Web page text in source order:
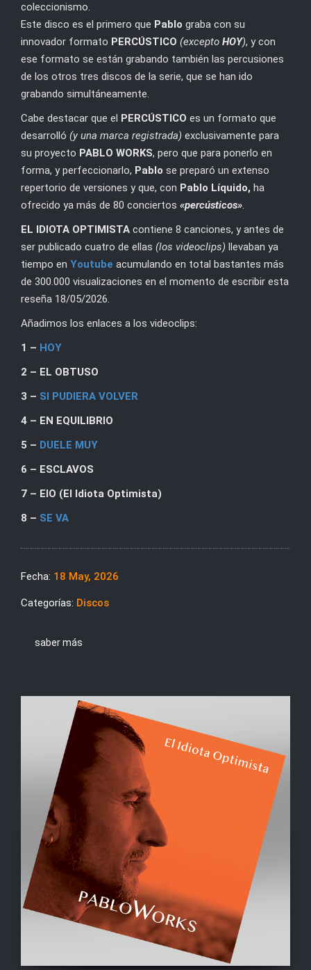
coleccionismo.
Este disco es el primero que Pablo graba con su
innovador formato PERCÚSTICO (excepto HOY), y con
ese formato se están grabando también las percusiones
de los otros tres discos de la serie, que se han ido
grabando simultáneamente.
Cabe destacar que el PERCÚSTICO es un formato que
desarrolló (y una marca registrada) exclusivamente para
su proyecto PABLO WORKS, pero que para ponerlo en
forma, y perfeccionarlo, Pablo se preparó un extenso
repertorio de versiones y que, con Pablo Líquido, ha
ofrecido ya más de 80 conciertos «percústicos».
EL IDIOTA OPTIMISTA contiene 8 canciones, y antes de
ser publicado cuatro de ellas (los videoclips) llevaban ya
tiempo en Youtube acumulando en total bastantes más
de 300.000 visualizaciones en el momento de escribir esta
reseña 18/05/2026.
Añadimos los enlaces a los videoclips:
1 – HOY
2 – EL OBTUSO
3 – SI PUDIERA VOLVER
4 – EN EQUILIBRIO
5 – DUELE MUY
6 – ESCLAVOS
7 – EIO (El Idiota Optimista)
8 – SE VA
Fecha: 18 May, 2026
Categorías: Discos
saber más